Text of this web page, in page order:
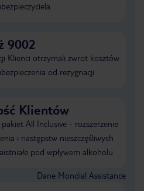
9002
Klienci otrzymali zwrot kosztów
od rezygnacji
Klientów
All Inclusive - rozszerzenie
i następstw nieszczęśliwych
pod wpływem alkoholu
Dane Mondial Assistance